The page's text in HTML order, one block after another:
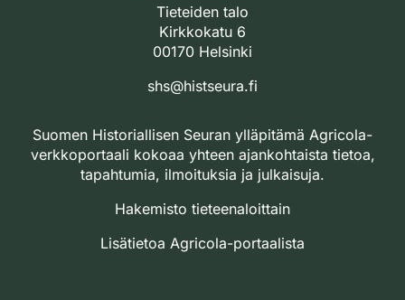
Tieteiden talo
Kirkkokatu 6
00170 Helsinki
shs@histseura.fi
Suomen Historiallisen Seuran ylläpitämä Agricola-
verkkoportaali kokoaa yhteen ajankohtaista tietoa,
tapahtumia, ilmoituksia ja julkaisuja.
Hakemisto tieteenaloittain
Lisätietoa Agricola-portaalista